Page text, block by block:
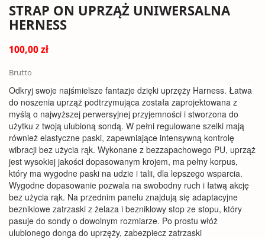
STRAP ON UPRZĄŻ UNIWERSALNA
HERNESS
100,00 zł
Brutto
Odkryj swoje najśmielsze fantazje dzięki uprzęży Harness. Łatwa
do noszenia uprząż podtrzymująca została zaprojektowana z
myślą o najwyższej perwersyjnej przyjemności i stworzona do
użytku z twoją ulubioną sondą. W pełni regulowane szelki mają
również elastyczne paski, zapewniające intensywną kontrolę
wibracji bez użycia rąk. Wykonane z bezzapachowego PU, uprząż
jest wysokiej jakości dopasowanym krojem, ma pełny korpus,
który ma wygodne paski na udzie i talii, dla lepszego wsparcia.
Wygodne dopasowanie pozwala na swobodny ruch i łatwą akcję
bez użycia rąk. Na przednim panelu znajdują się adaptacyjne
bezniklowe zatrzaski z żelaza i bezniklowy stop ze stopu, który
pasuje do sondy o dowolnym rozmiarze. Po prostu włóż
ulubionego donga do uprzęży, zabezpiecz zatrzaski